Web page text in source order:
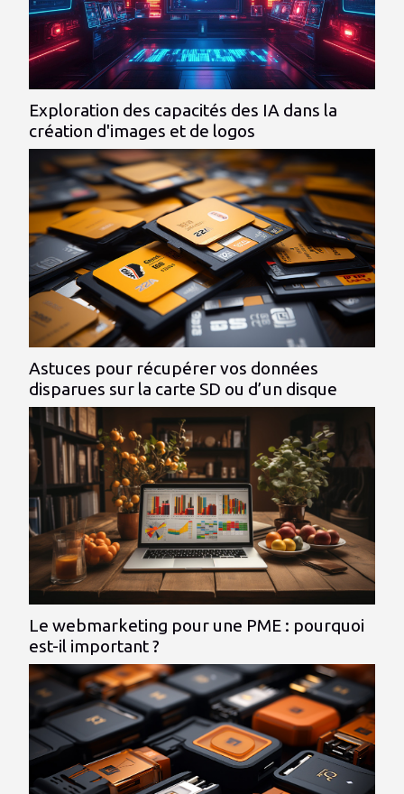
Exploration des capacités des IA dans la
création d'images et de logos
Astuces pour récupérer vos données
disparues sur la carte SD ou d’un disque
Le webmarketing pour une PME : pourquoi
est-il important ?